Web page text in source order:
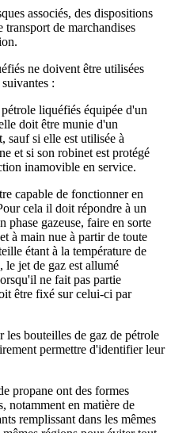
associés, des dispositions
transport de marchandises
ne doivent être utilisées
:
liquéfiés équipée d'un
doit être munie d'un
sauf si elle est utilisée à
et si son robinet est protégé
inamovible en service.
capable de fonctionner en
cela il doit répondre à un
phase gazeuse, faire en sorte
à main nue à partir de toute
étant à la température de
le jet de gaz est allumé
ne fait pas partie
être fixé sur celui-ci par
les bouteilles de gaz de pétrole
permettre d'identifier leur
propane ont des formes
notamment en matière de
remplissant dans les mêmes